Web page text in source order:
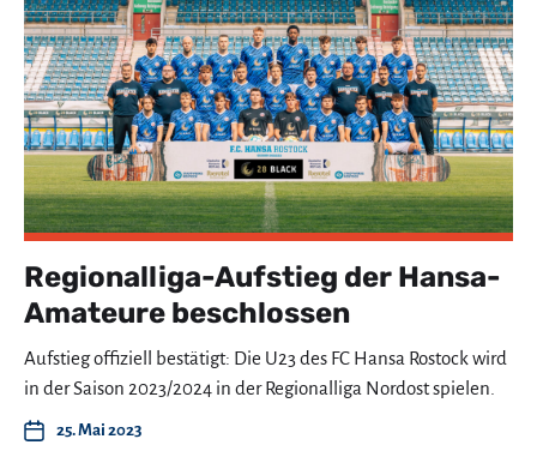
Regionalliga-Aufstieg der Hansa-
Amateure beschlossen
Aufstieg offiziell bestätigt: Die U23 des FC Hansa Rostock wird
in der Saison 2023/2024 in der Regionalliga Nordost spielen.
25. Mai 2023